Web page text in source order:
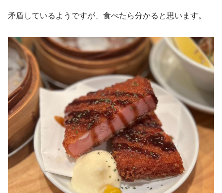
矛盾しているようですが、食べたら分かると思います。